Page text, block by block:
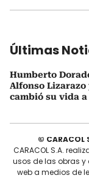
Últimas
Humberto
Alfonso Lizarazo
cambió su vida a
©
CARACOL S.A.
usos de las obras
web a medios de